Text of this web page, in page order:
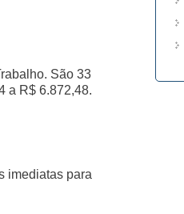
São 33
a R$ 6.872,48.
imediatas para